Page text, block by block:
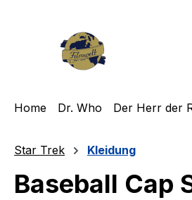
Home Dr. Who Der Herr der
Star Trek Kleidung
Baseball Cap